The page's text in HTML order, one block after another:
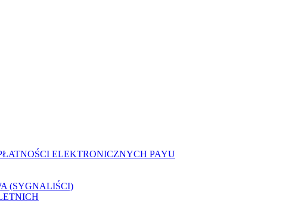
ELEKTRONICZNYCH PAYU
(SYGNALIŚCI)